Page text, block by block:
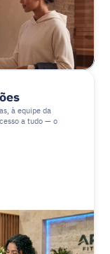
à equipe da
a tudo — o